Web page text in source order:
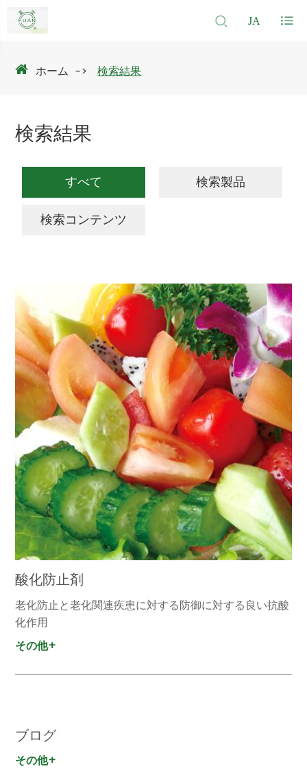
JA
ホーム 検索結果
検索結果
すべて
検索製品
検索コンテンツ
酸化防止剤
老化防止と老化関連疾患に対する防御に対する良い抗酸
化作用
その他+
ブログ
その他+